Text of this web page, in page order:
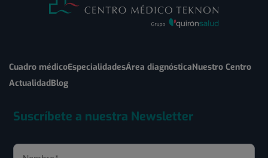
Cuadro médicoEspecialidadesÁrea diagnósticaNuestro Centro
ActualidadBlog
Suscríbete a nuestra Newsletter